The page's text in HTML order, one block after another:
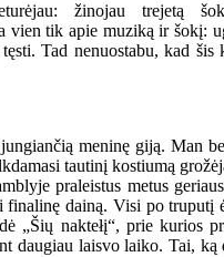
žinojau trejetą
tik apie muziką ir šokį:
Tad nenuostabu, kad šis
meninę giją. Man
tautinį kostiumą
praleistus metus
finalinę dainą. Visi po
„Šių naktełį“, prie kurios
daugiau laisvo laiko. Tai, ką